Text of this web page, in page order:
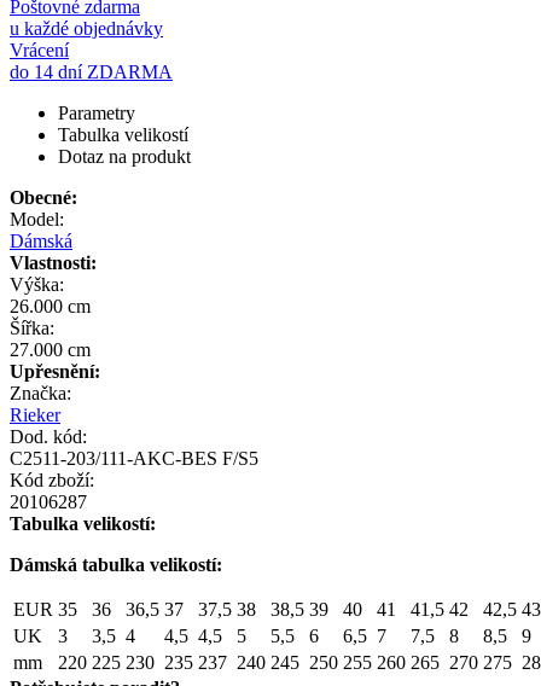
Poštovné zdarma
u každé objednávky
Vrácení
do 14 dní ZDARMA
Parametry
Tabulka velikostí
Dotaz na produkt
Obecné:
Model:
Dámská
Vlastnosti:
Výška:
26.000 cm
Šířka:
27.000 cm
Upřesnění:
Značka:
Rieker
Dod. kód:
C2511-203/111-AKC-BES F/S5
Kód zboží:
20106287
Tabulka velikostí:
Dámská tabulka velikostí:
EUR 35 36 36,5 37 37,5 38 38,5 39 40 41 41,5 42 42,5 43
UK
3 3,5 4 4,5 4,5 5 5,5 6 6,5 7 7,5 8 8,5
9
mm
220 225 230 235 237 240 245 250 255 260 265 270 275